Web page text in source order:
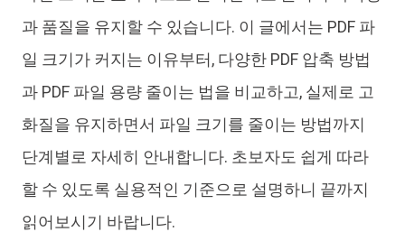
과 품질을 유지할 수 있습니다. 이 글에서는 PDF 파
일 크기가 커지는 이유부터, 다양한 PDF 압축 방법
과 PDF 파일 용량 줄이는 법을 비교하고, 실제로 고
화질을 유지하면서 파일 크기를 줄이는 방법까지
단계별로 자세히 안내합니다. 초보자도 쉽게 따라
할 수 있도록 실용적인 기준으로 설명하니 끝까지
읽어보시기 바랍니다.